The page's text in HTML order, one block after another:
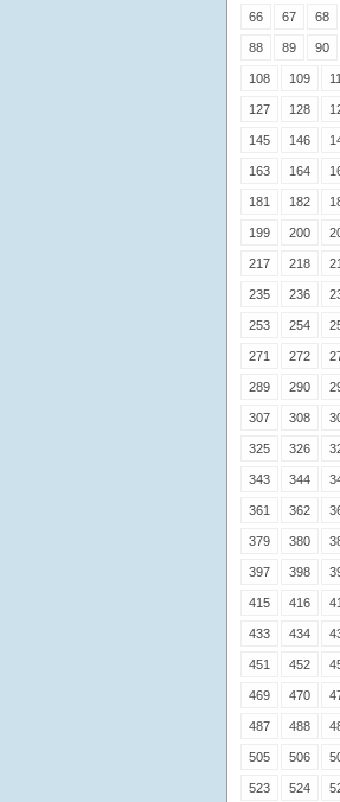
66 67 68
88 89 90
108 109
127 128
145 146
163 164
181 182
199 200
217 218
235 236
253 254
271 272
289 290
307 308
325 326
343 344
361 362
379 380
397 398
415 416
433 434
451 452
469 470
487 488
505 506
523 524